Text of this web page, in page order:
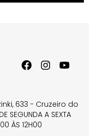
633 - Cruzeiro do
A SEXTA
ÀS 12H00